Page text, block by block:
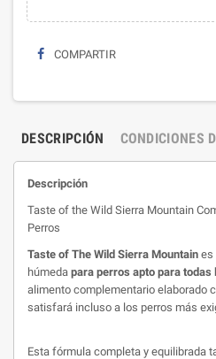
COMPARTIR
DESCRIPCIÓN CONDICIONES
Descripción
Taste of the Wild Sierra Mountain
Perros
Taste of The Wild Sierra Mountain es
húmeda para perros apto para todas
alimento complementario elaborado
satisfará incluso a los perros más
Esta fórmula completa y equilibrada